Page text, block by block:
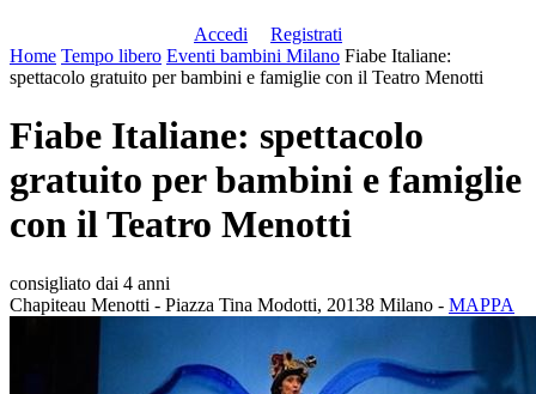
Accedi
Registrati
Home Tempo libero Eventi bambini Milano Fiabe Italiane:
spettacolo gratuito per bambini e famiglie con il Teatro Menotti
Fiabe Italiane: spettacolo
gratuito per bambini e famiglie
con il Teatro Menotti
consigliato dai 4 anni
Chapiteau Menotti - Piazza Tina Modotti, 20138 Milano - MAPPA